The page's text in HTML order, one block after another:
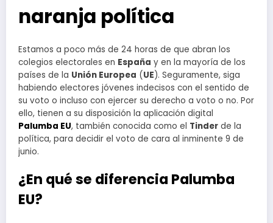
naranja política
Estamos a poco más de 24 horas de que abran los
colegios electorales en España y en la mayoría de los
países de la Unión Europea (UE). Seguramente, siga
habiendo electores jóvenes indecisos con el sentido de
su voto o incluso con ejercer su derecho a voto o no. Por
ello, tienen a su disposición la aplicación digital
Palumba EU, también conocida como el Tinder de la
política, para decidir el voto de cara al inminente 9 de
junio.
¿En qué se diferencia Palumba
EU?